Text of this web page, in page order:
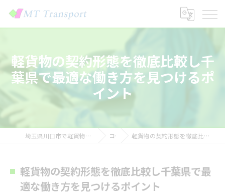
軽貨物の契約形態を徹底比較し千
葉県で最適な働き方を見つけるポ
イント
埼玉県川口市で軽貨物の求人なら株式会社MTトランスポート コラム 軽貨物の契約形態を徹底比較し千葉県で最適な働き方を見つけるポイント
軽貨物の契約形態を徹底比較し千葉県で最
適な働き方を見つけるポイント